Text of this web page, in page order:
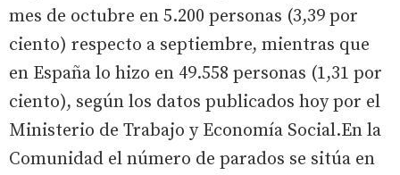
mes de octubre en 5.200 personas (3,39 por
ciento) respecto a septiembre, mientras que
en España lo hizo en 49.558 personas (1,31 por
ciento), según los datos publicados hoy por el
Ministerio de Trabajo y Economía Social.En la
Comunidad el número de parados se sitúa en